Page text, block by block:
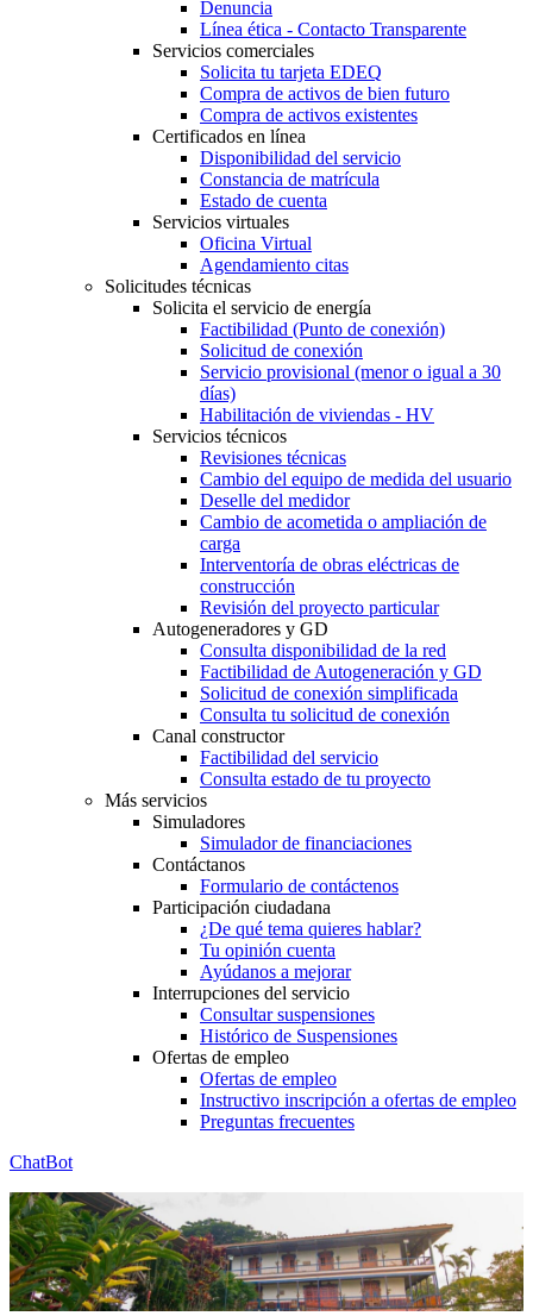
Denuncia
Línea ética - Contacto Transparente
Servicios comerciales
Solicita tu tarjeta EDEQ
Compra de activos de bien futuro
Compra de activos existentes
Certificados en línea
Disponibilidad del servicio
Constancia de matrícula
Estado de cuenta
Servicios virtuales
Oficina Virtual
Agendamiento citas
Solicitudes técnicas
Solicita el servicio de energía
Factibilidad (Punto de conexión)
Solicitud de conexión
Servicio provisional (menor o igual a 30
días)
Habilitación de viviendas - HV
Servicios técnicos
Revisiones técnicas
Cambio del equipo de medida del usuario
Deselle del medidor
Cambio de acometida o ampliación de
carga
Interventoría de obras eléctricas de
construcción
Revisión del proyecto particular
Autogeneradores y GD
Consulta disponibilidad de la red
Factibilidad de Autogeneración y GD
Solicitud de conexión simplificada
Consulta tu solicitud de conexión
Canal constructor
Factibilidad del servicio
Consulta estado de tu proyecto
Más servicios
Simuladores
Simulador de financiaciones
Contáctanos
Formulario de contáctenos
Participación ciudadana
¿De qué tema quieres hablar?
Tu opinión cuenta
Ayúdanos a mejorar
Interrupciones del servicio
Consultar suspensiones
Histórico de Suspensiones
Ofertas de empleo
Ofertas de empleo
Instructivo inscripción a ofertas de empleo
Preguntas frecuentes
ChatBot